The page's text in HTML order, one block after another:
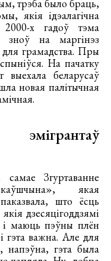
трэба было браць,
якія ідэалагічна
х гадоў тэма
зноў на маргінэз
для грамадства. Пры
На пачатку
беларусаў
новая палітычная
Згуртаванне
якая
што ёсць
дзесяцігоддзямі
і маюць пэўны плён
гэта важна. Але для
напэўна, гэта была